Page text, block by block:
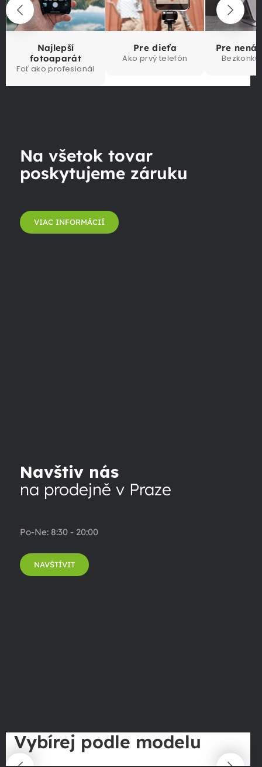
Najlepší
fotoaparát
Foť ako profesionál
Pre dieťa
Ako prvý telefón
Pre
Na všetok tovar
poskytujeme záruku
VIAC INFORMÁCIÍ
Navštiv nás
na prodejně v Praze
Po-Ne: 8:30 - 20:00
NAVŠTÍVIT
Vybírej podle modelu